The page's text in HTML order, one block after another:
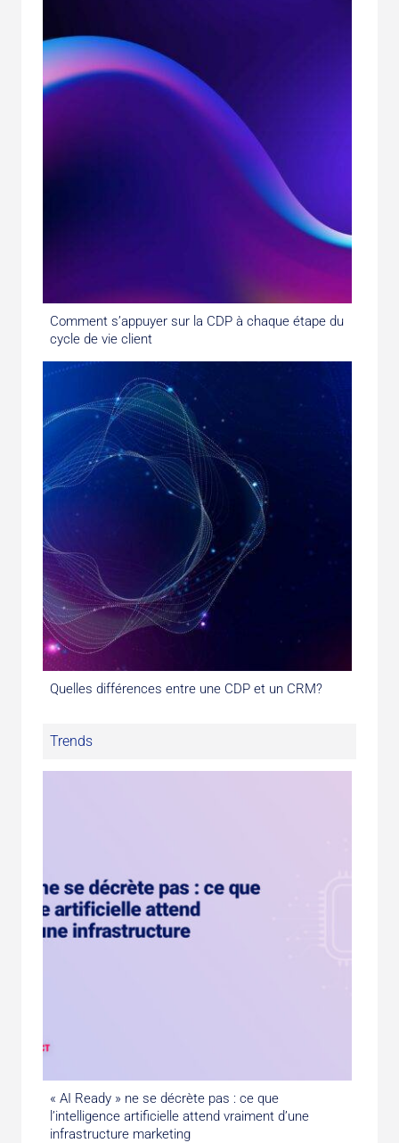
Comment s’appuyer sur la CDP à chaque étape du
cycle de vie client
Quelles différences entre une CDP et un CRM?
Trends
« AI Ready » ne se décrète pas : ce que
l’intelligence artificielle attend vraiment d’une
infrastructure marketing